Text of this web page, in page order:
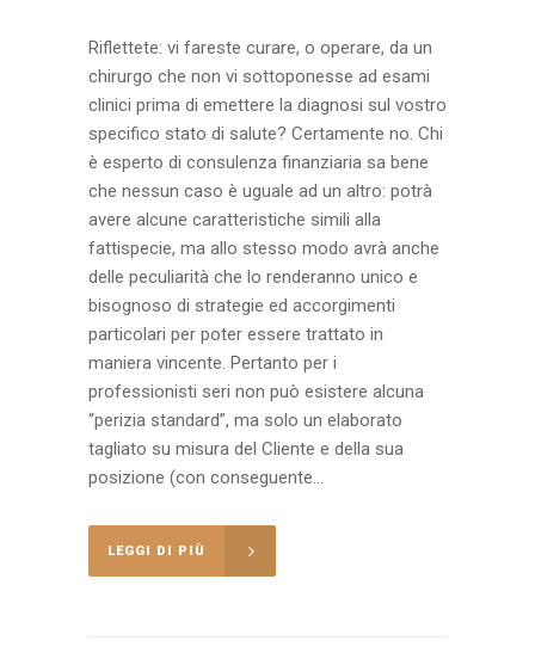
Riflettete: vi fareste curare, o operare, da un
chirurgo che non vi sottoponesse ad esami
clinici prima di emettere la diagnosi sul vostro
specifico stato di salute? Certamente no. Chi
è esperto di consulenza finanziaria sa bene
che nessun caso è uguale ad un altro: potrà
avere alcune caratteristiche simili alla
fattispecie, ma allo stesso modo avrà anche
delle peculiarità che lo renderanno unico e
bisognoso di strategie ed accorgimenti
particolari per poter essere trattato in
maniera vincente. Pertanto per i
professionisti seri non può esistere alcuna
“perizia standard”, ma solo un elaborato
tagliato su misura del Cliente e della sua
posizione (con conseguente...
LEGGI DI PIÙ